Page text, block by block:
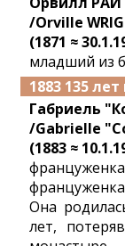
/Orville
(1871 ≈
младший из
1883 135
Габриель
/Gabrielle
(1883 ≈
Она
лет,